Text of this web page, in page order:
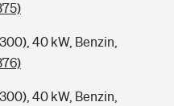
für deine Kids
40 kW, Benzin,
40 kW, Benzin,